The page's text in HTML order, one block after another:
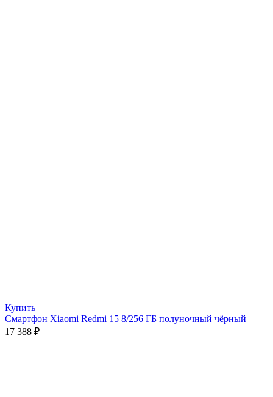
Купить
Смартфон Xiaomi Redmi 15 8/256 ГБ полуночный чёрный
17 388 ₽